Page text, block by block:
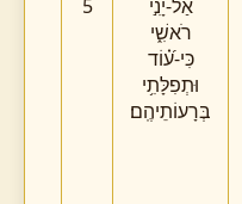
5
אַל-יָנִ֣י
רֹאשִׁ֑י
כִּי-ע֝֗וֹד
וּתְפִלָּתִ֥י
בְּרָעוֹתֵיהֶֽם׃